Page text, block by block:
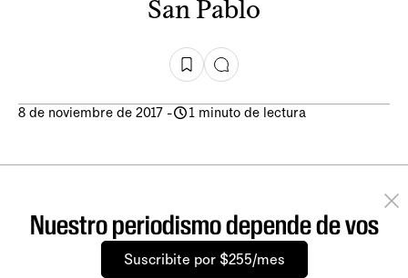
San Pablo
8 de noviembre de 2017 - 1 minuto de lectura
Nuestro periodismo depende de vos
Suscribite por $255/mes